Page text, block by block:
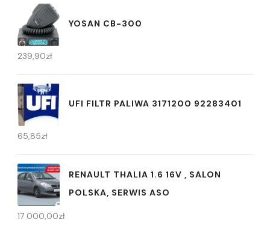
YOSAN CB-300
239,90zł
UFI FILTR PALIWA 3171200 92283401
65,85zł
RENAULT THALIA 1.6 16V , SALON
POLSKA, SERWIS ASO
17 000,00zł